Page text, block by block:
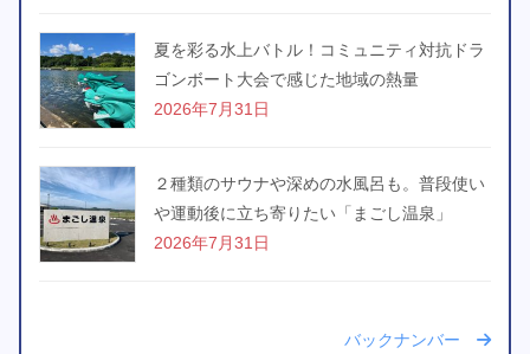
夏を彩る水上バトル！コミュニティ対抗ドラ
ゴンボート大会で感じた地域の熱量
2026年7月31日
２種類のサウナや深めの水風呂も。普段使い
や運動後に立ち寄りたい「まごし温泉」
2026年7月31日
バックナンバー